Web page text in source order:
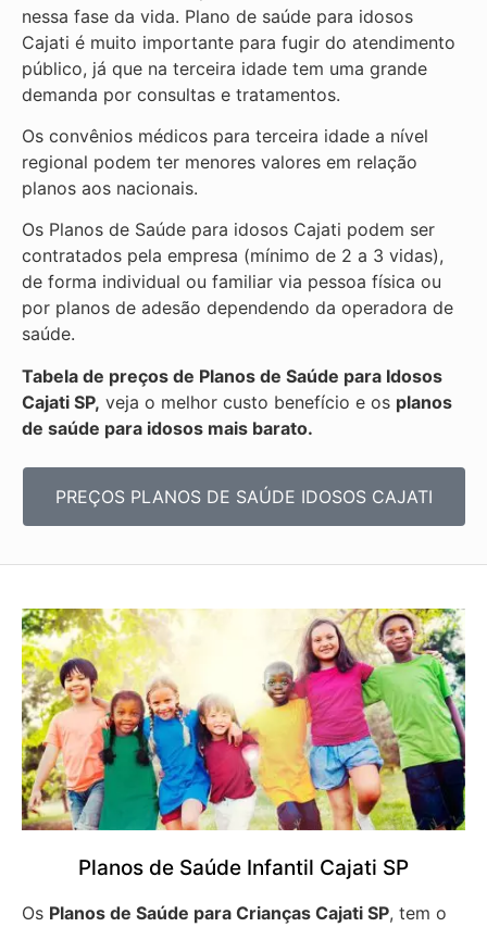
nessa fase da vida. Plano de saúde para idosos
Cajati é muito importante para fugir do atendimento
público, já que na terceira idade tem uma grande
demanda por consultas e tratamentos.
Os convênios médicos para terceira idade a nível
regional podem ter menores valores em relação
planos aos nacionais.
Os Planos de Saúde para idosos Cajati podem ser
contratados pela empresa (mínimo de 2 a 3 vidas),
de forma individual ou familiar via pessoa física ou
por planos de adesão dependendo da operadora de
saúde.
Tabela de preços de Planos de Saúde para Idosos
Cajati SP, veja o melhor custo benefício e os planos
de saúde para idosos mais barato.
PREÇOS PLANOS DE SAÚDE IDOSOS CAJATI
Planos de Saúde Infantil Cajati SP
Os Planos de Saúde para Crianças Cajati SP, tem o